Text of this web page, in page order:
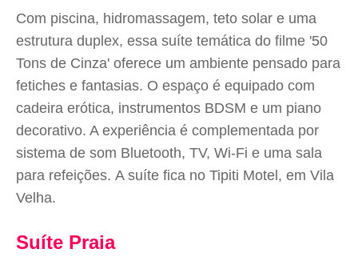
Com piscina, hidromassagem, teto solar e uma
estrutura duplex, essa suíte temática do filme '50
Tons de Cinza' oferece um ambiente pensado para
fetiches e fantasias. O espaço é equipado com
cadeira erótica, instrumentos BDSM e um piano
decorativo. A experiência é complementada por
sistema de som Bluetooth, TV, Wi-Fi e uma sala
para refeições. A suíte fica no Tipiti Motel, em Vila
Velha.
Suíte Praia